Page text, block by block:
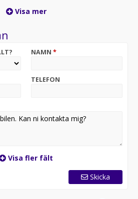
– BYD Sealion 7 är redo för
denna bil med 0,95% RÄNTA!
20 000 kr i RABATT på priset.
upp till 250 000km där batteriet
hälsotillstånd på minst 70%
Visa mer
NAMN *
TELEFON
Visa fler fält
Skicka